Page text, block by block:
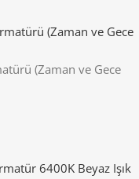
(Zaman ve Gece